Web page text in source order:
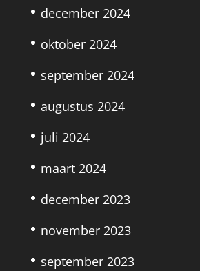
december 2024
oktober 2024
september 2024
augustus 2024
juli 2024
maart 2024
december 2023
november 2023
september 2023